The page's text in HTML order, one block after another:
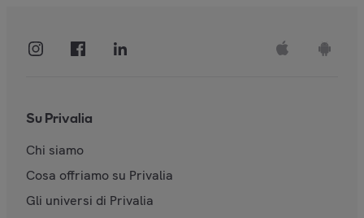
Su Privalia
Chi siamo
Cosa offriamo su Privalia
Gli universi di Privalia